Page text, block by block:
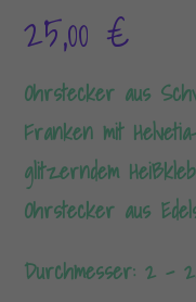
25,00 €
Ohrstecker aus
Franken mit
glitzerndem
Ohrstecker aus
Durchmesser: 2 –